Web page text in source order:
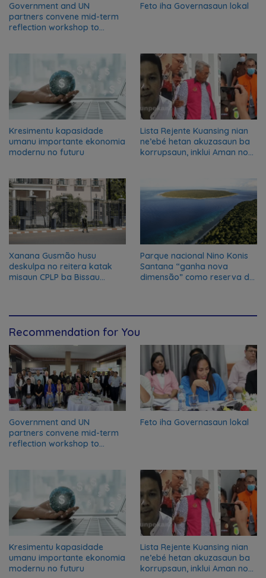
Government and UN
partners convene mid-term
reflection workshop to
Feto iha Governasaun lokal
Kresimentu kapasidade
umanu importante ekonomia
modernu no futuru
Lista Rejente Kuansing nian
ne’ebé hetan akuzasaun ba
korrupsaun, inklui Aman no
Xanana Gusmão husu
deskulpa no reitera katak
misaun CPLP ba Bissau
Parque nacional Nino Konis
Santana “ganha nova
dimensão” como reserva da
Recommendation for You
Government and UN
partners convene mid-term
reflection workshop to
Feto iha Governasaun lokal
Kresimentu kapasidade
umanu importante ekonomia
modernu no futuru
Lista Rejente Kuansing nian
ne’ebé hetan akuzasaun ba
korrupsaun, inklui Aman no